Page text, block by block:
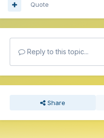
Quote
Reply to this topic...
Share